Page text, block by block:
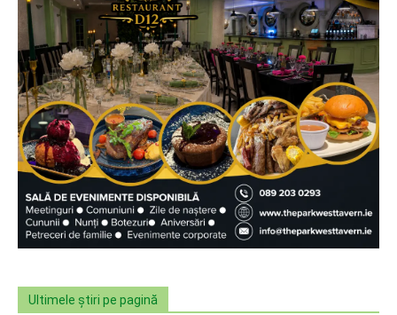
Ultimele știri pe pagină